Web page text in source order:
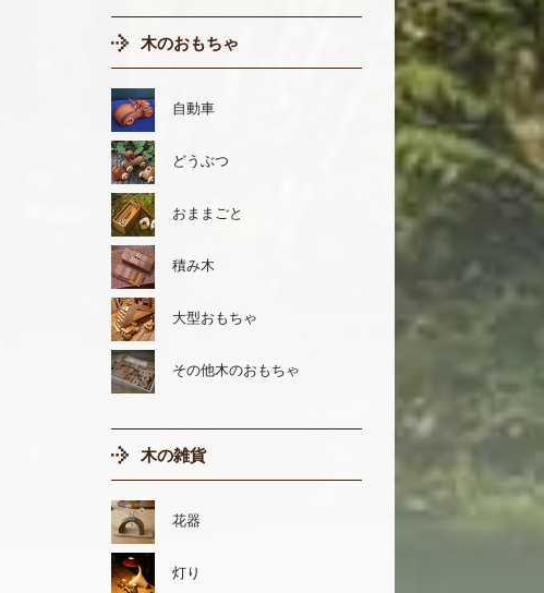
木のおもちゃ
自動車
どうぶつ
おままごと
積み木
大型おもちゃ
その他木のおもちゃ
木の雑貨
花器
灯り